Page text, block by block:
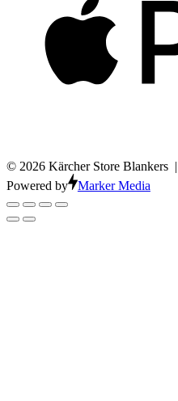
© 2026 Kärcher Store Blankers |
Powered by
Marker Media